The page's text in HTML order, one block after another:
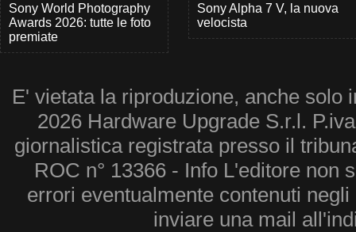
Sony World Photography
Awards 2026: tutte le foto
premiate
Sony Alpha 7 V, la nuova
velocista
E' vietata la riproduzione, anche solo
2026 Hardware Upgrade S.r.l.
giornalistica registrata presso il
ROC n° 13366 - Info L'editore non
errori eventualmente contenuti
inviare una mail